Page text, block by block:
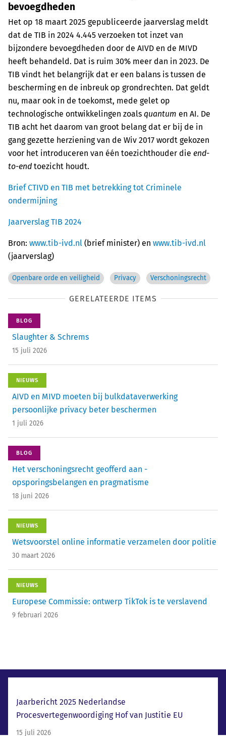
bevoegdheden
Het op 18 maart 2025 gepubliceerde jaarverslag meldt
dat de TIB in 2024 4.445 verzoeken tot inzet van
bijzondere bevoegdheden door de AIVD en de MIVD
heeft behandeld. Dat is ruim 30% meer dan in 2023. De
TIB vindt het belangrijk dat er een balans is tussen de
bescherming en de inbreuk op grondrechten. Dat geldt
nu, maar ook in de toekomst, mede gelet op
technologische ontwikkelingen zoals quantum en AI. De
TIB acht het daarom van groot belang dat er bij de in
gang gezette herziening van de Wiv 2017 wordt gekozen
voor het introduceren van één toezichthouder die end-
to-end toezicht houdt.
Brief CTIVD en TIB met betrekking tot Criminele
ondermijning
Jaarverslag TIB 2024
Bron: www.tib-ivd.nl (brief minister) en www.tib-ivd.nl
(jaarverslag)
Openbare orde en veiligheid Privacy Verschoningsrecht
GERELATEERDE ITEMS
BLOG
Slaughter & Schrems
15 juli 2026
NIEUWS
AIVD en MIVD moeten bij bulkdataverwerking
persoonlijke privacy beter beschermen
1 juli 2026
BLOG
Het verschoningsrecht geofferd aan ­
opsporingsbelangen en pragmatisme
18 juni 2026
NIEUWS
Wetsvoorstel online informatie verzamelen door politie
30 maart 2026
NIEUWS
Europese Commissie: ontwerp TikTok is te verslavend
9 februari 2026
Jaarbericht 2025 Nederlandse
Procesvertegenwoordiging Hof van Justitie EU
15 juli 2026